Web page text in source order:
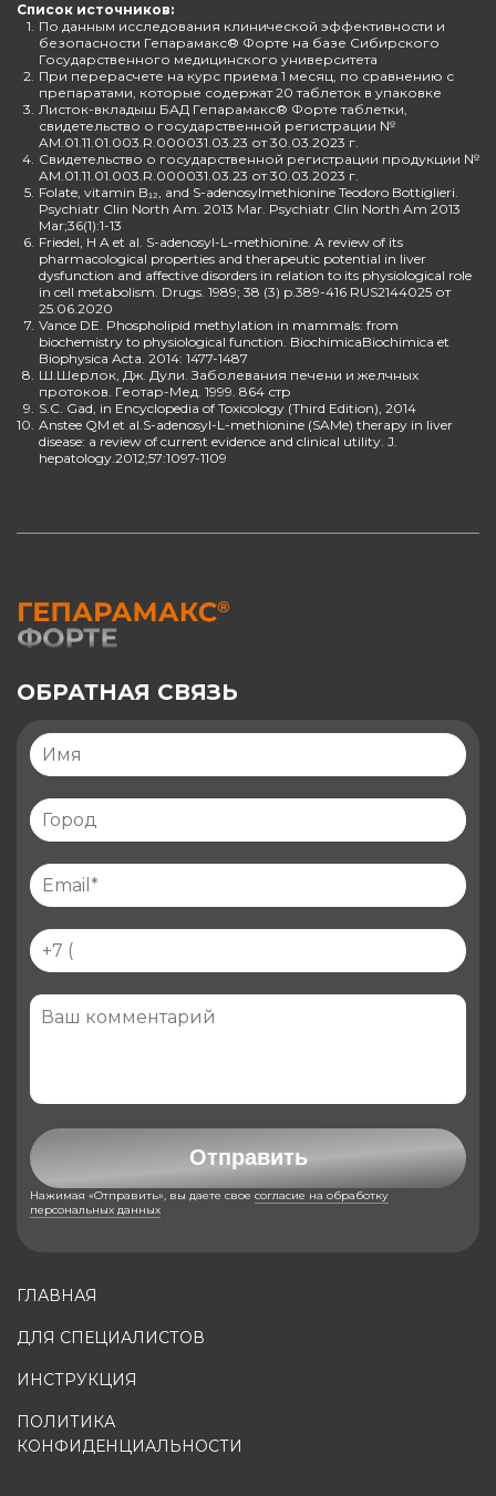
Список источников:
1. По данным исследования клинической эффективности и
безопасности Гепарамакс® Форте на базе Сибирского
Государственного медицинского университета
2. При перерасчете на курс приема 1 месяц, по сравнению с
препаратами, которые содержат 20 таблеток в упаковке
3. Листок-вкладыш БАД Гепарамакс® Форте таблетки,
свидетельство о государственной регистрации №
AM.01.11.01.003.R.000031.03.23 от 30.03.2023 г.
4. Свидетельство о государственной регистрации продукции №
AM.01.11.01.003.R.000031.03.23 от 30.03.2023 г.
5. Folate, vitamin B₁₂, and S-adenosylmethionine Teodoro Bottiglieri.
Psychiatr Clin North Am. 2013 Mar. Psychiatr Clin North Am 2013
Mar;36(1):1-13
6. Friedel, H A et al. S-adenosyl-L-methionine. A review of its
pharmacological properties and therapeutic potential in liver
dysfunction and affective disorders in relation to its physiological role
in cell metabolism. Drugs. 1989; 38 (3) p.389-416 RUS2144025 от
25.06.2020
7. Vance DE. Phospholipid methylation in mammals: from
biochemistry to physiological function. BiochimicaBiochimica et
Biophysica Acta. 2014: 1477-1487
8. Ш.Шерлок, Дж. Дули. Заболевания печени и желчных
протоков. Геотар-Мед. 1999. 864 стр
9. S.C. Gad, in Encyclopedia of Toxicology (Third Edition), 2014
10. Anstee QM et al.S-adenosyl-L-methionine (SAMe) therapy in liver
disease: a review of current evidence and clinical utility. J.
hepatology.2012;57:1097-1109
ГЛАВНАЯ
ДЛЯ СПЕЦИАЛИСТОВ
ИНСТРУКЦИЯ
ПОЛИТИКА
КОНФИДЕНЦИАЛЬНОСТИ
ОБРАТНАЯ СВЯЗЬ
Отправить
Нажимая «Отправить», вы даете свое согласие на обработку
персональных данных